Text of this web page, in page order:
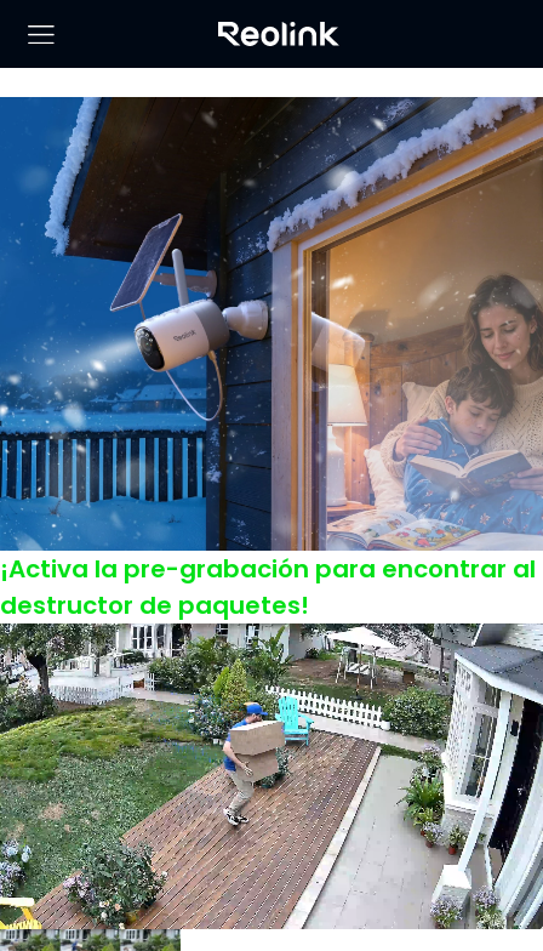
¡Activa la pre-grabación para encontrar al
destructor de paquetes!